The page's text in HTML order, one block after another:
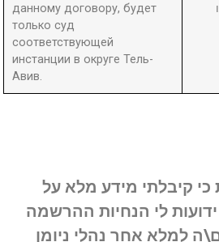
данному договору, будет
только суд
соответствующей
инстанции в округе Тель-
Авив.
קיבלתי מידע מלא על
לי הנחיות ההרשמה
למלא אחר נהלי ניומן